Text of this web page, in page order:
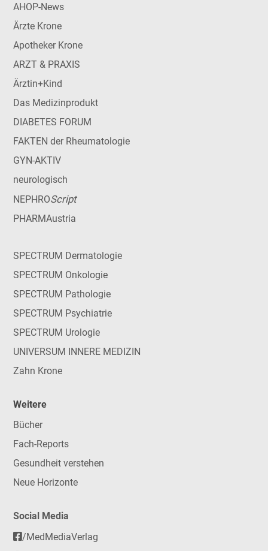
AHOP-News
Ärzte Krone
Apotheker Krone
ARZT & PRAXIS
Ärztin+Kind
Das Medizinprodukt
DIABETES FORUM
FAKTEN der Rheumatologie
GYN-AKTIV
neurologisch
NEPHROScript
PHARMAustria
SPECTRUM Dermatologie
SPECTRUM Onkologie
SPECTRUM Pathologie
SPECTRUM Psychiatrie
SPECTRUM Urologie
UNIVERSUM INNERE MEDIZIN
Zahn Krone
Weitere
Bücher
Fach-Reports
Gesundheit verstehen
Neue Horizonte
Social Media
/MedMediaVerlag